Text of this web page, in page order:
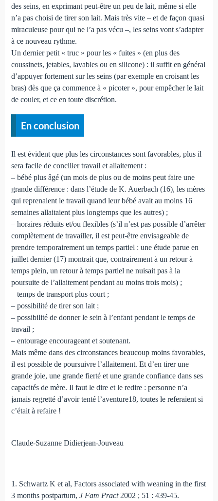
des seins, en exprimant peut-être un peu de lait, même si elle
n’a pas choisi de tirer son lait. Mais très vite – et de façon quasi
miraculeuse pour qui ne l’a pas vécu –, les seins vont s’adapter
à ce nouveau rythme.
Un dernier petit « truc » pour les « fuites » (en plus des
coussinets, jetables, lavables ou en silicone) : il suffit en général
d’appuyer fortement sur les seins (par exemple en croisant les
bras) dès que ça commence à « picoter », pour empêcher le lait
de couler, et ce en toute discrétion.
En conclusion
Il est évident que plus les circonstances sont favorables, plus il
sera facile de concilier travail et allaitement :
– bébé plus âgé (un mois de plus ou de moins peut faire une
grande différence : dans l’étude de K. Auerbach (16), les mères
qui reprenaient le travail quand leur bébé avait au moins 16
semaines allaitaient plus longtemps que les autres) ;
– horaires réduits et/ou flexibles (s’il n’est pas possible d’arrêter
complètement de travailler, il est peut-être envisageable de
prendre temporairement un temps partiel : une étude parue en
juillet dernier (17) montrait que, contrairement à un retour à
temps plein, un retour à temps partiel ne nuisait pas à la
poursuite de l’allaitement pendant au moins trois mois) ;
– temps de transport plus court ;
– possibilité de tirer son lait ;
– possibilité de donner le sein à l’enfant pendant le temps de
travail ;
– entourage encourageant et soutenant.
Mais même dans des circonstances beaucoup moins favorables,
il est possible de poursuivre l’allaitement. Et d’en tirer une
grande joie, une grande fierté et une grande confiance dans ses
capacités de mère. Il faut le dire et le redire : personne n’a
jamais regretté d’avoir tenté l’aventure18, toutes le referaient si
c’était à refaire !
Claude-Suzanne Didierjean-Jouveau
1. Schwartz K et al, Factors associated with weaning in the first
3 months postpartum, J Fam Pract2002 ; 51 : 439-45.